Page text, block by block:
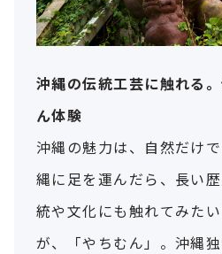
沖縄の伝統工芸に触れる
ん体験
沖縄の魅力は、自然だけ
縄に足を運んだら、長い
統や文化にも触れてみた
が、「やちむん」。沖縄独